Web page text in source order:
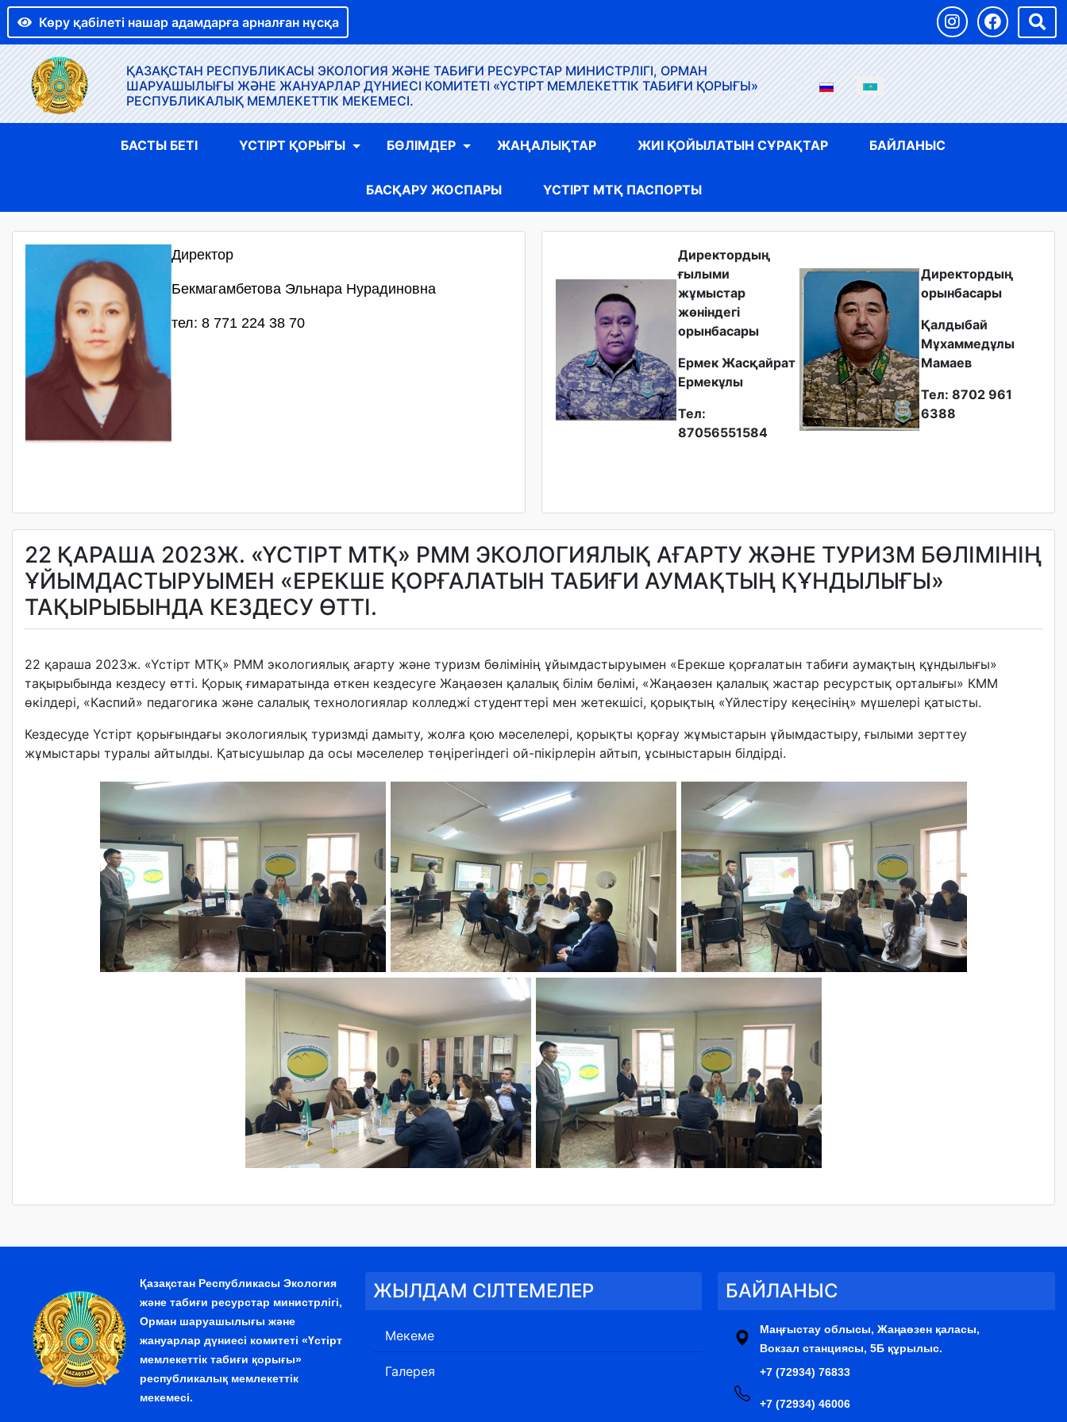
Көру қабілеті нашар адамдарға арналған нұсқа
ҚАЗАҚСТАН РЕСПУБЛИКАСЫ ЭКОЛОГИЯ ЖӘНЕ ТАБИҒИ РЕСУРСТАР МИНИСТРЛІГІ, ОРМАН
ШАРУАШЫЛЫҒЫ ЖӘНЕ ЖАНУАРЛАР ДҮНИЕСІ КОМИТЕТІ «ҮСТІРТ МЕМЛЕКЕТТІК ТАБИҒИ ҚОРЫҒЫ»
РЕСПУБЛИКАЛЫҚ МЕМЛЕКЕТТІК МЕКЕМЕСІ.
БАСТЫ БЕТІ ҮСТІРТ ҚОРЫҒЫ БӨЛІМДЕР ЖАҢАЛЫҚТАР ЖИІ ҚОЙЫЛАТЫН СҰРАҚТАР БАЙЛАНЫС
БАСҚАРУ ЖОСПАРЫ ҮСТІРТ МТҚ ПАСПОРТЫ
Директор
Бекмагамбетова Эльнара Нурадиновна
тел: 8 771 224 38 70
Директордың
ғылыми
жұмыстар
жөніндегі
орынбасары
Ермек Жасқайрат
Ермекұлы
Тел:
87056551584
Директордың
орынбасары
Қалдыбай
Мұхаммедұлы
Мамаев
Тел: 8702 961
6388
22 ҚАРАША 2023Ж. «ҮСТІРТ МТҚ» РММ ЭКОЛОГИЯЛЫҚ АҒАРТУ ЖӘНЕ ТУРИЗМ БӨЛІМІНІҢ
ҰЙЫМДАСТЫРУЫМЕН «ЕРЕКШЕ ҚОРҒАЛАТЫН ТАБИҒИ АУМАҚТЫҢ ҚҰНДЫЛЫҒЫ»
ТАҚЫРЫБЫНДА КЕЗДЕСУ ӨТТІ.
22 қараша 2023ж. «Үстірт МТҚ» РММ экологиялық ағарту және туризм бөлімінің ұйымдастыруымен «Ерекше қорғалатын табиғи аумақтың құндылығы»
тақырыбында кездесу өтті. Қорық ғимаратында өткен кездесуге Жаңаөзен қалалық білім бөлімі, «Жаңаөзен қалалық жастар ресурстық орталығы» КММ
өкілдері, «Каспий» педагогика және салалық технологиялар колледжі студенттері мен жетекшісі, қорықтың «Үйлестіру кеңесінің» мүшелері қатысты.
Кездесуде Үстірт қорығындағы экологиялық туризмді дамыту, жолға қою мәселелері, қорықты қорғау жұмыстарын ұйымдастыру, ғылыми зерттеу
жұмыстары туралы айтылды. Қатысушылар да осы мәселелер төңірегіндегі ой-пікірлерін айтып, ұсыныстарын білдірді.
Қазақстан Республикасы Экология
және табиғи ресурстар министрлігі,
Орман шаруашылығы және
жануарлар дүниесі комитеті «Үстірт
мемлекеттік табиғи қорығы»
республикалық мемлекеттік
мекемесі.
ЖЫЛДАМ СІЛТЕМЕЛЕР
Мекеме
Галерея
БАЙЛАНЫС
Маңғыстау облысы, Жаңаөзен қаласы,
Вокзал станциясы, 5Б құрылыс.
+7 (72934) 76833
+7 (72934) 46006